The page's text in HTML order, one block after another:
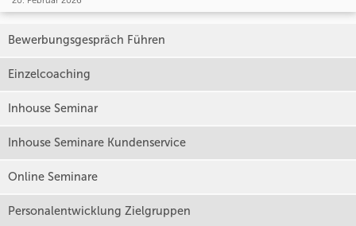
Bewerbungsgespräch Führen
Einzelcoaching
Inhouse Seminar
Inhouse Seminare Kundenservice
Online Seminare
Personalentwicklung Zielgruppen